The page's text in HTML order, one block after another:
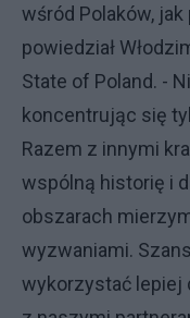
wśród Polaków,
powiedział
State of Poland. -
koncentrując się
Razem z innymi
wspólną historię i
obszarach
wyzwaniami.
wykorzystać lepiej